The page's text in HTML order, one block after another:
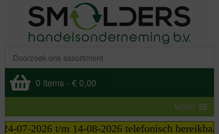
0 items - € 0,00
MENU
2026 t/m 14-08-2026 telefonisch